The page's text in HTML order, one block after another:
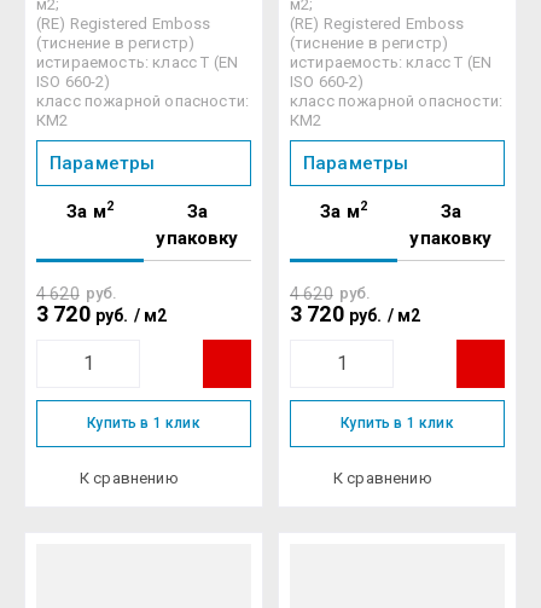
м2;
(RE) Registered Emboss
(тиснение в регистр)
истираемость: класс Т (EN
ISO 660-2)
класс пожарной опасности:
КМ2
Параметры
За м2
За
упаковку
4 620 руб.
3 720 руб. / м2
Купить в 1 клик
К сравнению
м2;
(RE) Registered Emboss
(тиснение в регистр)
истираемость: класс Т (EN
ISO 660-2)
класс пожарной опасности:
КМ2
Параметры
За м2
За
упаковку
4 620 руб.
3 720 руб. / м2
Купить в 1 клик
К сравнению